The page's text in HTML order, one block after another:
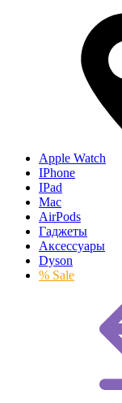
Apple Watch
IPhone
IPad
Mac
AirPods
Гаджеты
Аксессуары
Dyson
% Sale